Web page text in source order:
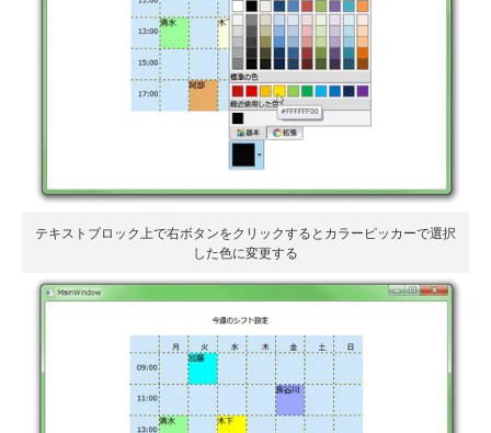
テキストブロック上で右ボタンをクリックするとカラーピッカーで選択
した色に変更する